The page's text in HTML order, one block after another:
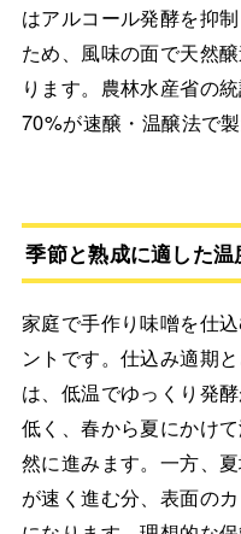
はアルコール発酵を抑
ため、風味の面で天然
ります。農林水産省の
70%が速醸・温醸法で製
季節と熟成に適した温
家庭で手作り味噌を仕
ントです。仕込み適期
は、低温でゆっくり発
低く、春から夏にかけ
然に進みます。一方、
が速く進む分、表面の